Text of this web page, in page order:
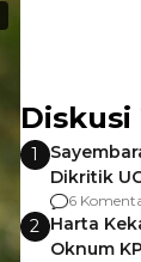
Diskusi
1
Dikritik
Gagalnya
6
2 Harta
Oknum